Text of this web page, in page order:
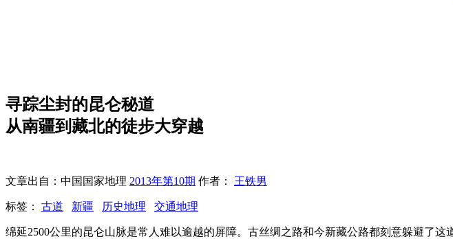
寻踪尘封的昆仑秘道
从南疆到藏北的徒步大穿越
文章出自：中国国家地理 2013年第10期 作者： 王铁男
标签： 古道 新疆 历史地理 交通地理
绵延2500公里的昆仑山脉是常人难以逾越的屏障。古丝绸之路和今新藏公路都刻意躲避了